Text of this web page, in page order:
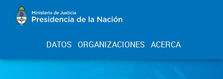
DATOS ORGANIZACIONES ACERCA